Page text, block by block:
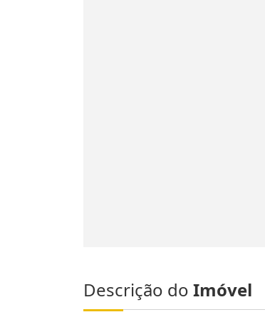
Descrição do Imóvel